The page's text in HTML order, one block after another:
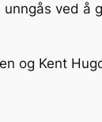
ved å
og Kent